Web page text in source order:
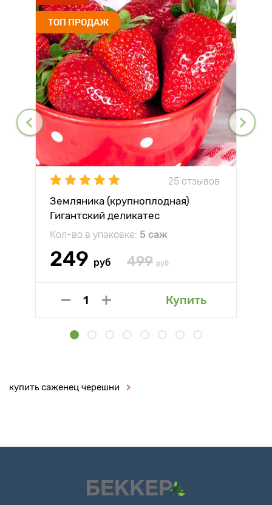
ТОП ПРОДАЖ
25 отзывов
Земляника (крупноплодная)
Гигантский деликатес
Кол-во в упаковке: 5 саж
249 руб 499 руб
Купить
купить саженец черешни